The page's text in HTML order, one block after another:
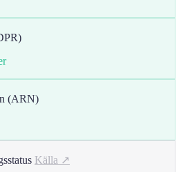
(ARN)
Källa ↗